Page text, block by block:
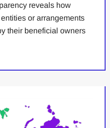
reveals how
or arrangements
their beneficial owners